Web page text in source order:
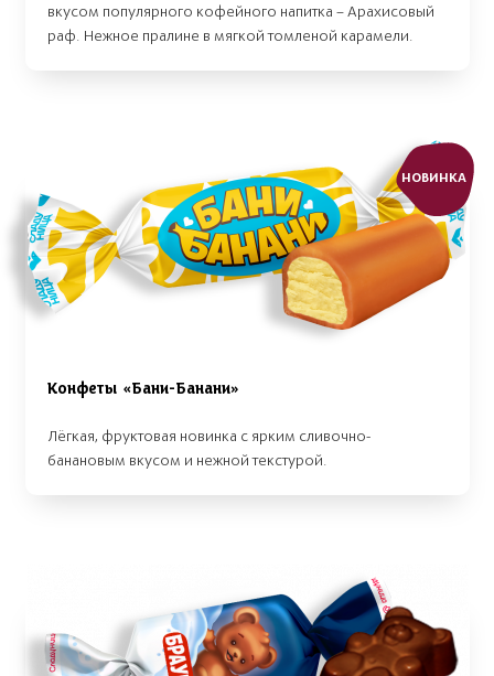
вкусом популярного кофейного напитка – Арахисовый
раф. Нежное пралине в мягкой томленой карамели.
НОВИНКА
Конфеты «Бани-Банани»
Лёгкая, фруктовая новинка с ярким сливочно-
банановым вкусом и нежной текстурой.